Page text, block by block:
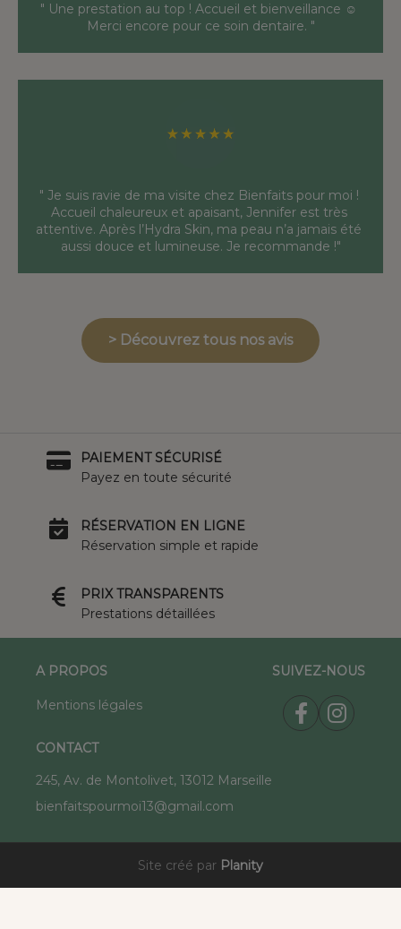
" Une prestation au top ! Accueil et bienveillance ☺️
Merci encore pour ce soin dentaire. "
" Je suis ravie de ma visite chez Bienfaits pour moi !
Accueil chaleureux et apaisant, Jennifer est très
attentive. Après l’Hydra Skin, ma peau n’a jamais été
aussi douce et lumineuse. Je recommande !"
> Découvrez tous nos avis
PAIEMENT SÉCURISÉ
Payez en toute sécurité
RÉSERVATION EN LIGNE
Réservation simple et rapide
PRIX TRANSPARENTS
Prestations détaillées
A PROPOS
Mentions légales
CONTACT
245, Av. de Montolivet, 13012 Marseille
bienfaitspourmoi13@gmail.com
SUIVEZ-NOUS
Site créé par Planity